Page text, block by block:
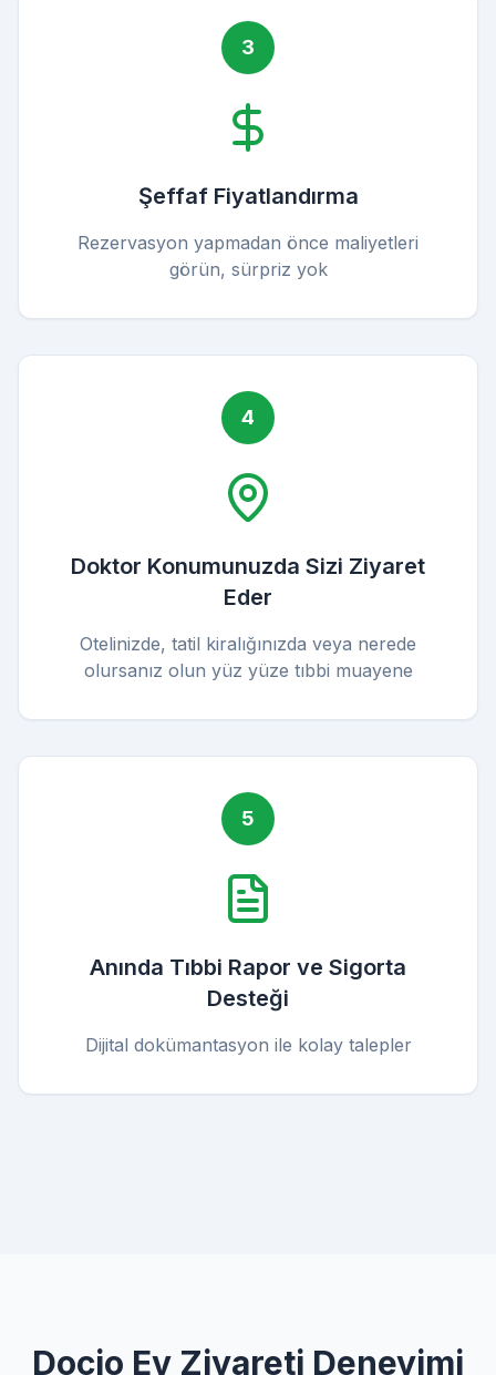
3
Şeffaf Fiyatlandırma
Rezervasyon yapmadan önce maliyetleri
görün, sürpriz yok
4
Doktor Konumunuzda Sizi Ziyaret
Eder
Otelinizde, tatil kiralığınızda veya nerede
olursanız olun yüz yüze tıbbi muayene
5
Anında Tıbbi Rapor ve Sigorta
Desteği
Dijital dokümantasyon ile kolay talepler
Docio Ev Ziyareti Deneyimi